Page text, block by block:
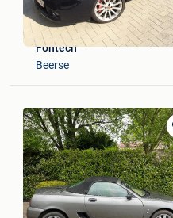
Fontech
Beerse
in